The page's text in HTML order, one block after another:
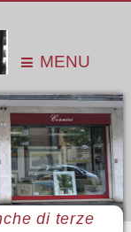
MENU
di terze